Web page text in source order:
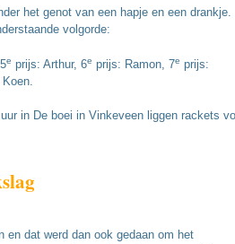
het genot van een hapje en een drankje.
volgorde:
e prijs: Arthur, 6e prijs: Ramon, 7e prijs:
in De boei in Vinkeveen liggen rackets
en dat werd dan ook gedaan om het